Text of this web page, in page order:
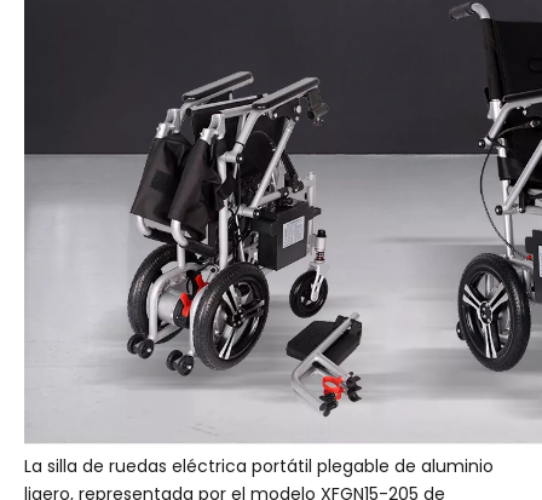
La silla de ruedas eléctrica portátil plegable de aluminio
ligero, representada por el modelo XFGN15-205 de